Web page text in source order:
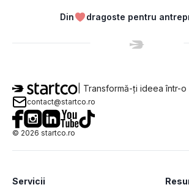
Din dragoste pentru
| Transformă-ți ideea într-
contact@startco.ro
© 2026 startco.ro
Servicii